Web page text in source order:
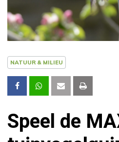
NATUUR & MILIEU
Speel de